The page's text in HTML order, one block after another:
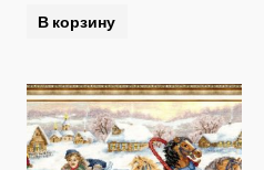
В корзину